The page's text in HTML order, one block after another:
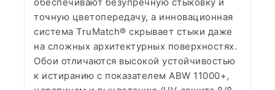
точную цветопередачу, а инновационная
система TruMatch® скрывает стыки даже
на сложных архитектурных поверхностях.
Обои отличаются высокой устойчивостью
к истиранию с показателем ABW 11000+,